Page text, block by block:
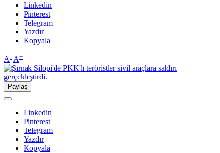
Linkedin
Pinterest
Telegram
Yazdır
Kopyala
A- A+
Paylaş
Linkedin
Pinterest
Telegram
Yazdır
Kopyala